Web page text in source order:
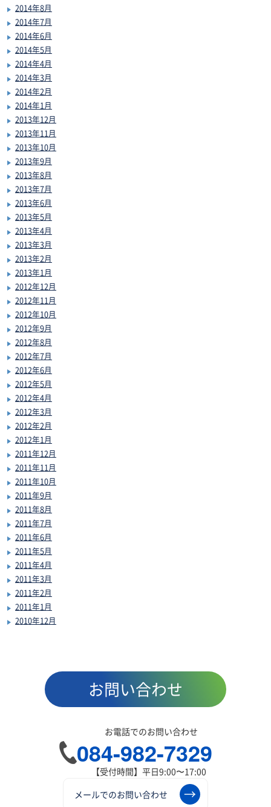
2014年8月
2014年7月
2014年6月
2014年5月
2014年4月
2014年3月
2014年2月
2014年1月
2013年12月
2013年11月
2013年10月
2013年9月
2013年8月
2013年7月
2013年6月
2013年5月
2013年4月
2013年3月
2013年2月
2013年1月
2012年12月
2012年11月
2012年10月
2012年9月
2012年8月
2012年7月
2012年6月
2012年5月
2012年4月
2012年3月
2012年2月
2012年1月
2011年12月
2011年11月
2011年10月
2011年9月
2011年8月
2011年7月
2011年6月
2011年5月
2011年4月
2011年3月
2011年2月
2011年1月
2010年12月
お問い合わせ
お電話でのお問い合わせ
084-982-7329
【受付時間】平日9:00〜17:00
メールでのお問い合わせ